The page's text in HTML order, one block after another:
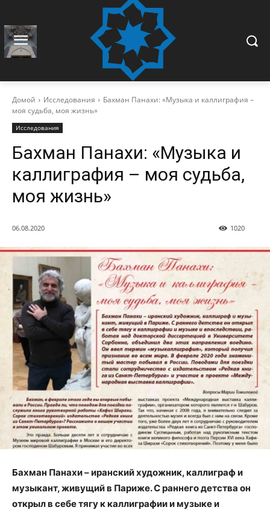
Домой Исследования
Бахман Панахи: «Музыка и каллиграфия –
моя судьба, моя жизнь»
Исследования
Бахман Панахи: «Музыка и
каллиграфия – моя судьба,
моя жизнь»
06.08.2020 1020
Бахман Панахи – иранский художник, каллиграф и
музыкант, живущий в Париже. С раннего детства он
открыл в себе тягу к каллиграфии и музыке и